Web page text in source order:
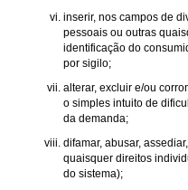
inserir, nos campos de
pessoais ou outras
identificação do
por sigilo;
alterar, excluir e/ou
o simples intuito de
da demanda;
difamar, abusar,
quaisquer direitos
do sistema);